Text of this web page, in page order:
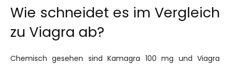
Wie schneidet es im Vergleich
zu Viagra ab?
Chemisch gesehen sind Kamagra 100 mg und Viagra